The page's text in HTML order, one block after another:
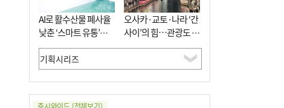
AI로 활수산물 폐사율
낮춘 ‘스마트 유통’…
사막·산악지대 수출
도전
오사카·교토·나라 ‘간
사이’의 힘…관광도 뭉
쳐야 흥한다
증시와이드 [전체보기]